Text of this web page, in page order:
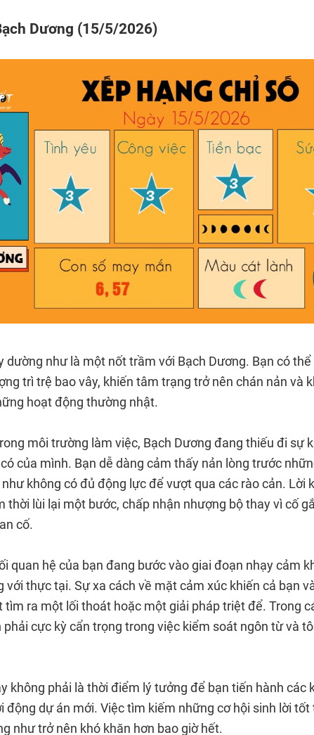
Dương (15/5/2026)
dường như là một nốt trầm với Bạch Dương. Bạn có
trì trệ bao vây, khiến tâm trạng trở nên chán nản và
hoạt động thường nhật.
môi trường làm việc, Bạch Dương đang thiếu đi sự
của mình. Bạn dễ dàng cảm thấy nản lòng trước
không có đủ động lực để vượt qua các rào cản. Lời
thời lùi lại một bước, chấp nhận nhượng bộ thay vì cố
cố.
quan hệ của bạn đang bước vào giai đoạn nhạy cảm
với thực tại. Sự xa cách về mặt cảm xúc khiến cả bạn
tìm ra một lối thoát hoặc một giải pháp triệt để. Trong
phải cực kỳ cẩn trọng trong việc kiểm soát ngôn từ và
không phải là thời điểm lý tưởng để bạn tiến hành các
động dự án mới. Việc tìm kiếm những cơ hội sinh lời tốt
như trở nên khó khăn hơn bao giờ hết.